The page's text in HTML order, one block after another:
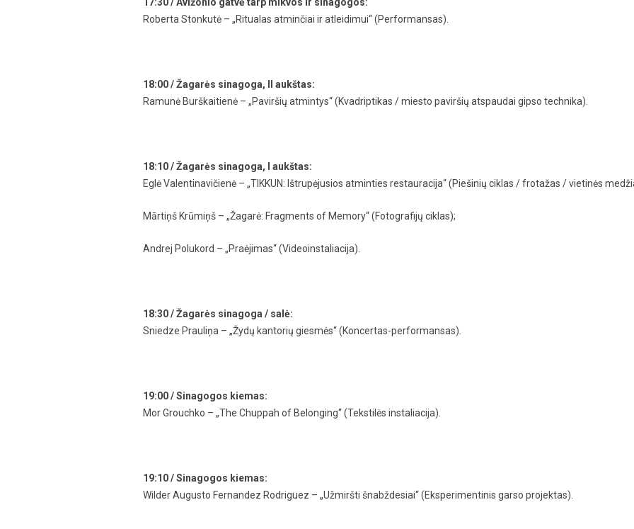
Roberta Stonkutė – „Ritualas atminčiai ir atleidimui“ (Performansas).
18:00 / Žagarės sinagoga, II aukštas:
Ramunė Burškaitienė – „Paviršių atmintys“ (Kvadriptikas / miesto paviršių atspaudai gipso technika).
18:10 / Žagarės sinagoga, I aukštas:
Eglė Valentinavičienė – „TIKKUN: Ištrupėjusios atminties restauracija“ (Piešinių ciklas / frotažas / vietinės
Mārtiņš Krūmiņš – „Žagarė: Fragments of Memory“ (Fotografijų ciklas);
Andrej Polukord – „Praėjimas“ (Videoinstaliacija).
18:30 / Žagarės sinagoga / salė:
Sniedze Prauliņa – „Žydų kantorių giesmės“ (Koncertas-performansas).
19:00 / Sinagogos kiemas:
Mor Grouchko – „The Chuppah of Belonging“ (Tekstilės instaliacija).
19:10 / Sinagogos kiemas:
Wilder Augusto Fernandez Rodriguez – „Užmiršti šnabždesiai“ (Eksperimentinis garso projektas).